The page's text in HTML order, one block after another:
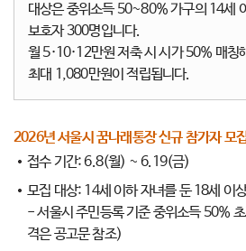
대상은 중위소득 50~80% 가구의 14세
보호자 300명입니다.
월 5·10·12만원 저축 시 시가 50% 매칭
최대 1,080만원이 적립됩니다.
2026년 서울시 꿈나래통장 신규 참가자 모
접수 기간: 6.8(월) ~ 6.19(금)
모집 대상: 14세 이하 자녀를 둔 18세 이
- 서울시 주민등록 기준 중위소득 50%
격은 공고문 참조)